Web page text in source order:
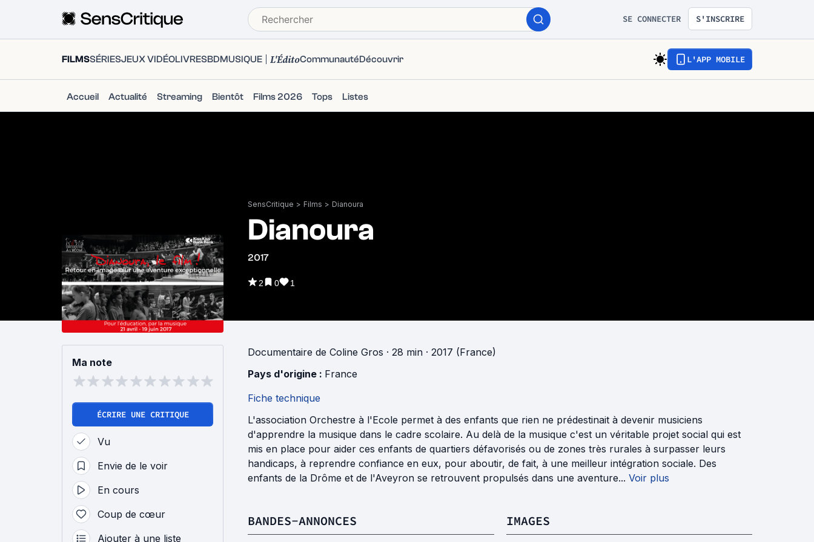
SE CONNECTER S'INSCRIRE
FILMSSÉRIESJEUX VIDÉOLIVRESBDMUSIQUE L'ÉditoCommunautéDécouvrir L'APP MOBILE
Accueil Actualité Streaming Bientôt Films 2026 Tops Listes
SensCritique > Films > Dianoura
Dianoura
2017
2 0 1
Ma note
ÉCRIRE UNE CRITIQUE
Vu
Envie de le voir
En cours
Coup de cœur
Ajouter à une liste
Documentaire de Coline Gros · 28 min · 2017 (France)
Pays d'origine : France
Fiche technique
L'association Orchestre à l'Ecole permet à des enfants que rien ne prédestinait à devenir musiciens
d'apprendre la musique dans le cadre scolaire. Au delà de la musique c'est un véritable projet social qui est
mis en place pour aider ces enfants de quartiers défavorisés ou de zones très rurales à surpasser leurs
handicaps, à reprendre confiance en eux, pour aboutir, de fait, à une meilleur intégration sociale. Des
enfants de la Drôme et de l'Aveyron se retrouvent propulsés dans une aventure... Voir plus
BANDES-ANNONCES IMAGES